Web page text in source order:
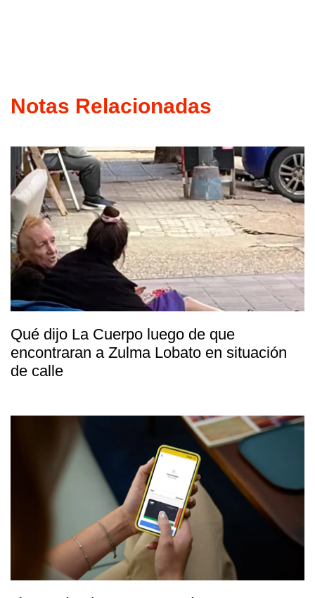
Notas Relacionadas
Qué dijo La Cuerpo luego de que
encontraran a Zulma Lobato en situación
de calle